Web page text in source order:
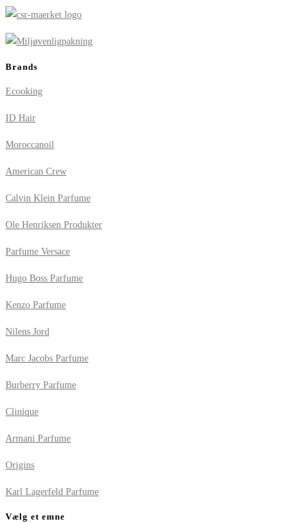
Brands
Ecooking
ID Hair
Moroccanoil
American Crew
Calvin Klein Parfume
Ole Henriksen Produkter
Parfume Versace
Hugo Boss Parfume
Kenzo Parfume
Nilens Jord
Marc Jacobs Parfume
Burberry Parfume
Clinique
Armani Parfume
Origins
Karl Lagerfeld Parfume
Vælg et emne